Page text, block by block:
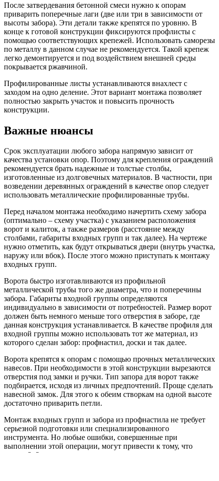
После затвердевания бетонной смеси нужно к опорам
приварить поперечные лаги (две или три в зависимости от
высоты забора). Эти детали также крепятся по уровню. В
конце к готовой конструкции фиксируются профлисты с
помощью соответствующих крепежей. Использовать саморезы
по металлу в данном случае не рекомендуется. Такой крепеж
легко демонтируется и под воздействием внешней среды
покрывается ржавчиной.
Профилированные листы устанавливаются внахлест с
заходом на одно деление. Этот вариант монтажа позволяет
полностью закрыть участок и повысить прочность
конструкции.
Важные нюансы
Срок эксплуатации любого забора напрямую зависит от
качества установки опор. Поэтому для крепления ограждений
рекомендуется брать надежные и толстые столбы,
изготовленные из долговечных материалов. В частности, при
возведении деревянных ограждений в качестве опор следует
использовать металлические профилированные трубы.
Перед началом монтажа необходимо начертить схему забора
(оптимально – схему участка) с указанием расположения
ворот и калиток, а также размеров (расстояние между
столбами, габариты входных групп и так далее). На чертеже
нужно отметить, как будут открываться двери (внутрь участка,
наружу или вбок). После этого можно приступать к монтажу
входных групп.
Ворота быстро изготавливаются из профильной
металлической трубы того же диаметра, что и поперечины
забора. Габариты входной группы определяются
индивидуально в зависимости от потребностей. Размер ворот
должен быть немного меньше того отверстия в заборе, где
данная конструкция устанавливается. В качестве профиля для
входной группы можно использовать тот же материал, из
которого сделан забор: профнастил, доски и так далее.
Ворота крепятся к опорам с помощью прочных металлических
навесов. При необходимости в этой конструкции вырезаются
отверстия под замки и ручки. Тип запора для ворот также
подбирается, исходя из личных предпочтений. Проще сделать
навесной замок. Для этого к обеим створкам на одной высоте
достаточно приварить петли.
Монтаж входных групп и забора из профнастила не требует
серьезной подготовки или специализированного
инструмента. Но любые ошибки, совершенные при
выполнении этой операции, могут привести к тому, что
спустя 2–3 года ограждение придется переделывать.